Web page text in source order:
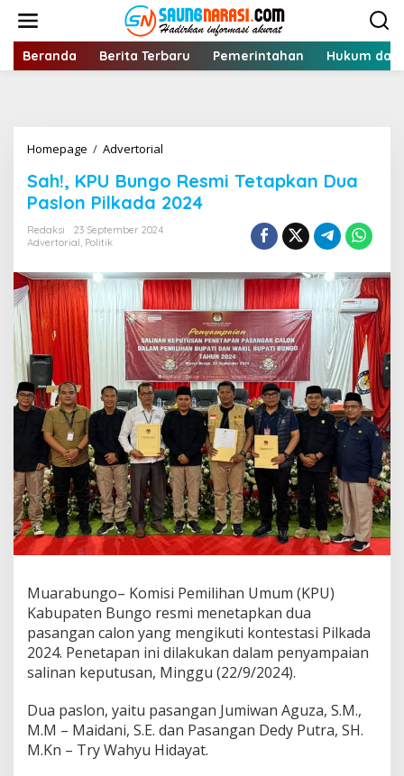
konten
Beranda Berita Terbaru Pemerintahan Hukum
Homepage / Advertorial
Bungo
Resmi
Tetapkan
Dua
2024
Sah!, KPU Bungo Resmi Tetapkan Dua
Paslon Pilkada 2024
Redaksi
23 September 2024
Advertorial, Politik
Muarabungo– Komisi Pemilihan Umum (KPU)
Kabupaten Bungo resmi menetapkan dua
pasangan calon yang mengikuti kontestasi Pilkada
2024. Penetapan ini dilakukan dalam penyampaian
salinan keputusan, Minggu (22/9/2024).
Dua paslon, yaitu pasangan Jumiwan Aguza, S.M.,
M.M – Maidani, S.E. dan Pasangan Dedy Putra, SH.
M.Kn – Try Wahyu Hidayat.